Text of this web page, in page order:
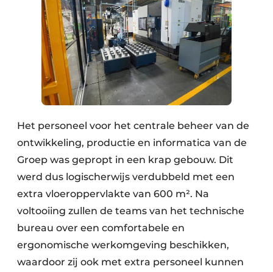
Het personeel voor het centrale beheer van de
ontwikkeling, productie en informatica van de
Groep was gepropt in een krap gebouw. Dit
werd dus logischerwijs verdubbeld met een
extra vloeroppervlakte van 600 m². Na
voltooiing zullen de teams van het technische
bureau over een comfortabele en
ergonomische werkomgeving beschikken,
waardoor zij ook met extra personeel kunnen